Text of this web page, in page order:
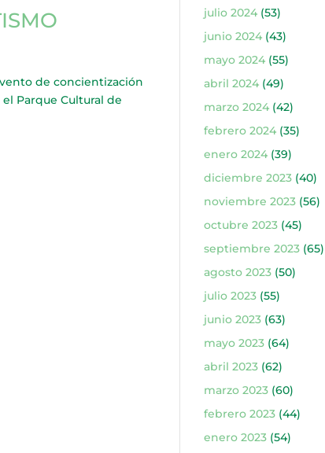
de concientización
Parque Cultural de
julio 2024(53)
junio 2024(43)
mayo 2024(55)
abril 2024(49)
marzo 2024(42)
febrero 2024(35)
enero 2024(39)
diciembre 2023(40)
noviembre 2023(56)
octubre 2023(45)
septiembre 2023(65)
agosto 2023(50)
julio 2023(55)
junio 2023(63)
mayo 2023(64)
abril 2023(62)
marzo 2023(60)
febrero 2023(44)
enero 2023(54)